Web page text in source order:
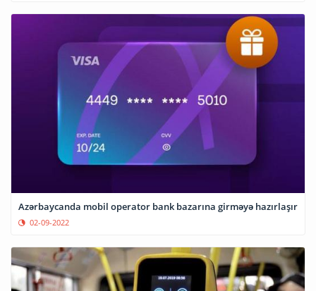
Azərbaycanda mobil operator bank bazarına girməyə hazırlaşır
02-09-2022